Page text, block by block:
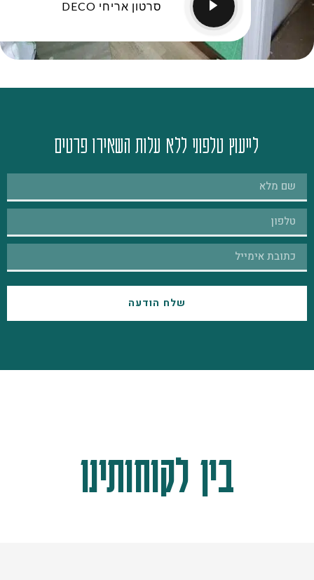
סרטון אריחי DECO
לייעוץ טלפוני ללא עלות השאירו פרטים
שלח הודעה
בין לקוחותינו